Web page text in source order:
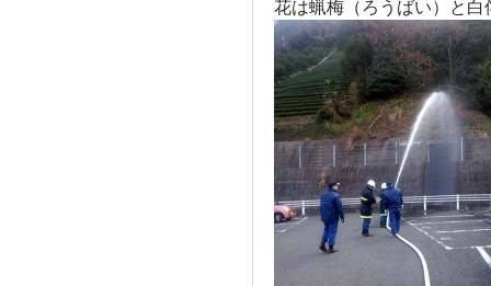
花は蝋梅（ろうばい）と白